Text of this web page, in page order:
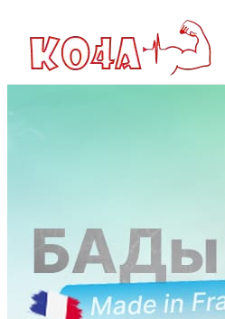
Интервью
Ликбез
Методика
Мнение
Опыт чемпионов